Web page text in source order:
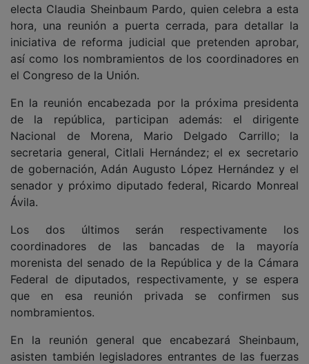
electa Claudia Sheinbaum Pardo, quien celebra a esta
hora, una reunión a puerta cerrada, para detallar la
iniciativa de reforma judicial que pretenden aprobar,
así como los nombramientos de los coordinadores en
el Congreso de la Unión.
En la reunión encabezada por la próxima presidenta
de la república, participan además: el dirigente
Nacional de Morena, Mario Delgado Carrillo; la
secretaria general, Citlali Hernández; el ex secretario
de gobernación, Adán Augusto López Hernández y el
senador y próximo diputado federal, Ricardo Monreal
Ávila.
Los dos últimos serán respectivamente los
coordinadores de las bancadas de la mayoría
morenista del senado de la República y de la Cámara
Federal de diputados, respectivamente, y se espera
que en esa reunión privada se confirmen sus
nombramientos.
En la reunión general que encabezará Sheinbaum,
asisten también legisladores entrantes de las fuerzas